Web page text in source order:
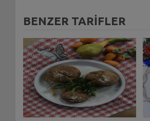
BENZER TARİFLER